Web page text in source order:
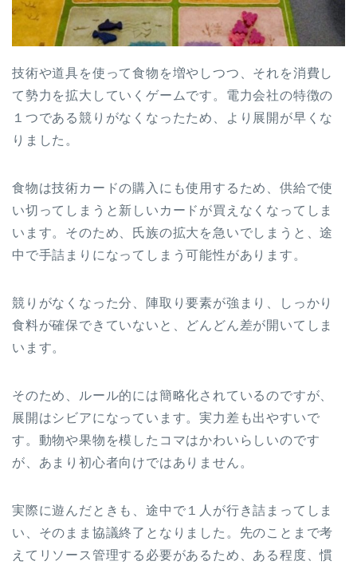
技術や道具を使って食物を増やしつつ、それを消費し
て勢力を拡大していくゲームです。電力会社の特徴の
１つである競りがなくなったため、より展開が早くな
りました。
食物は技術カードの購入にも使用するため、供給で使
い切ってしまうと新しいカードが買えなくなってしま
います。そのため、氏族の拡大を急いでしまうと、途
中で手詰まりになってしまう可能性があります。
競りがなくなった分、陣取り要素が強まり、しっかり
食料が確保できていないと、どんどん差が開いてしま
います。
そのため、ルール的には簡略化されているのですが、
展開はシビアになっています。実力差も出やすいで
す。動物や果物を模したコマはかわいらしいのです
が、あまり初心者向けではありません。
実際に遊んだときも、途中で１人が行き詰まってしま
い、そのまま協議終了となりました。先のことまで考
えてリソース管理する必要があるため、ある程度、慣